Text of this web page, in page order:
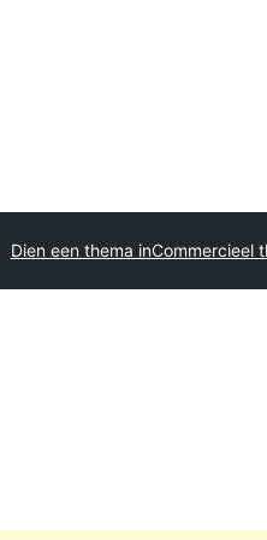
Dien een thema inCommercieel